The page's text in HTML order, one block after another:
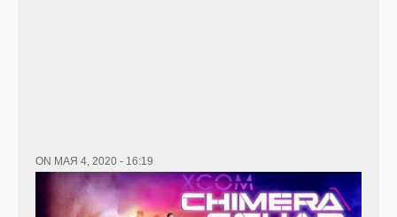
ON МАЯ 4, 2020 - 16:19